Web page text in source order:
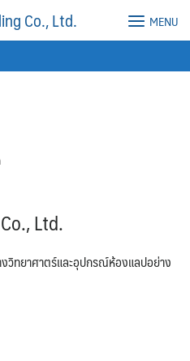
Co., Ltd. MENU
Ltd.
วิทยาศาตร์และอุปกรณ์ห้องแลปอย่าง